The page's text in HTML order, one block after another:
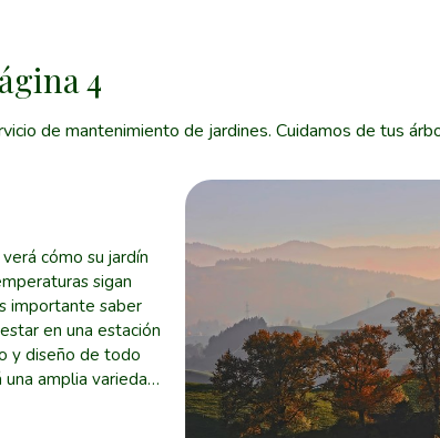
4
de mantenimiento de jardines. Cuidamos de tus
cómo su jardín
sigan
importante saber
en una estación
y diseño de todo
amplia variedad